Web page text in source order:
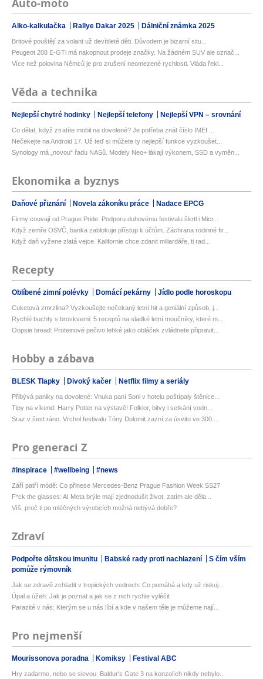
Auto-moto
Alko-kalkulačka Rallye Dakar 2025 Dálniční známka 2025
Britové pouštějí za volant už devítileté děti. Důvodem je bizarní situ...
Peugeot 208 E-GTi má nakopnout prodeje značky. Na žádném SUV ale označ...
Více než polovina Němců je pro zrušení neomezené rychlosti. Vláda řekl...
Věda a technika
Nejlepší chytré hodinky Nejlepší telefony Nejlepší VPN – srovnání
Co dělat, když ztratíte mobil na dovolené? Je potřeba znát číslo IMEI ...
Nečekejte na Android 17. Už teď si můžete ty nejlepší funkce vyzkoušet...
Synology má „novou“ řadu NASů. Modely Neo+ lákají výkonem, SSD a vyměn...
Ekonomika a byznys
Daňové přiznání Novela zákoníku práce Nadace EPCG
Firmy couvají od Prague Pride. Podporu duhovému festivalu škrtl i Micr...
Když zemře OSVČ, banka zablokuje přístup k účtům. Záchrana rodinné fir...
Když daň vyžene zlatá vejce. Kalifornie chce zdanit miliardáře, ti rad...
Recepty
Oblíbené zimní polévky Domácí pekárny Jídlo podle horoskopu
Cuketová zmrzlina? Vyzkoušejte nečekaný letní hit a geniální způsob, j...
Rychlé buchty s broskvemi: 5 receptů na sladké letní moučníky, které m...
Oopsie bread: Proteinové pečivo lehké jako obláček zvládnete připravit...
Hobby a zábava
BLESK Tlapky Divoký kačer Netflix filmy a seriály
Přibývá paniky na dovolené: Vnuka paní Soni v hotelu poštípaly štěnice...
Tipy na víkend: Harry Potter na výstavě! Folklor, bitvy i setkání vodn...
Sraz v šest ráno. Vrchol festivalu Tóny Dolomit zazní za úsvitu ve 300...
Pro generaci Z
#inspirace #wellbeing #news
Září patří módě: Co přinese Mercedes-Benz Prague Fashion Week SS27
F*ck the glasses: AI Meta brýle mají zjednodušit život, zatím ale děla...
Víš, proč ti po mléčných výrobcích možná nebývá dobře?
Zdraví
Podpořte dětskou imunitu Babské rady proti nachlazení
S čím vším
pomůže rýmovník
Jak se zdravě zchladit v tropických vedrech: Co pomáhá a kdy už riskuj...
Úpal a úžeh: Jak je poznat a jak se z nich rychle vyléčit
Parazité v nás: Kterým se u nás líbí a kde v našem těle je můžeme nají...
Pro nejmenší
Mourissonova poradna Komiksy Festival ABC
Hry zadarmo, nebo se slevou: Baldur's Gate 3 na konzolích nikdy nebylo...